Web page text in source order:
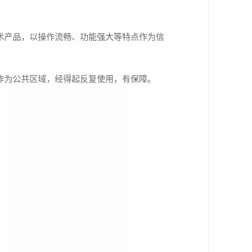
品，以操作流畅、功能强大等特点作为信
公共区域，经得起反复使用，有保障。